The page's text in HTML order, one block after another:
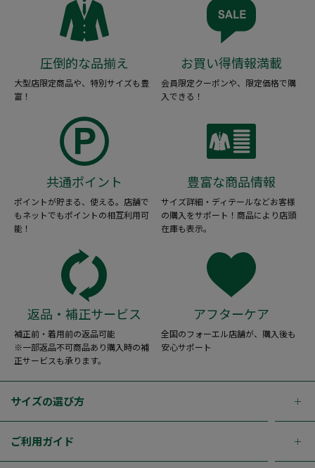
圧倒的な品揃え
大型店限定商品や、特別サイズも豊
富！
お買い得情報満載
会員限定クーポンや、限定価格で購
入できる！
共通ポイント
ポイントが貯まる、使える。店舗で
もネットでもポイントの相互利用可
能！
豊富な商品情報
サイズ詳細・ディテールなどお客様
の購入をサポート！商品により店頭
在庫も表示。
返品・補正サービス
補正前・着用前の返品可能
※一部返品不可商品あり購入時の補
正サービスも承ります。
アフターケア
全国のフォーエル店舗が、購入後も
安心サポート
サイズの選び方
ご利用ガイド